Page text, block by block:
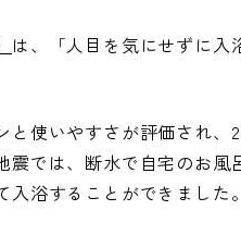
は、「人目を気にせずに
と使いやすさが評価され
震では、断水で自宅のお
浴することができました。